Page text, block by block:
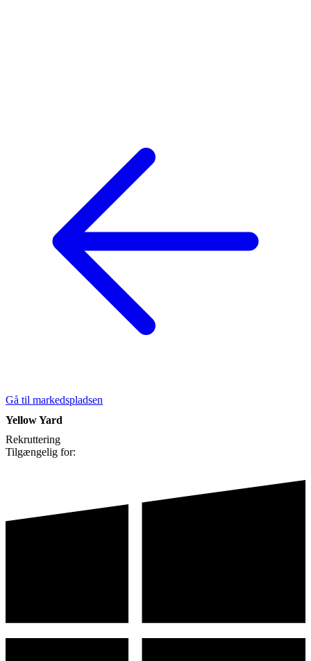
Gå til markedspladsen
Yellow Yard
Rekruttering
Tilgængelig for: